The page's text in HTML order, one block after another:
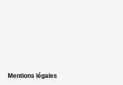
Mentions légales